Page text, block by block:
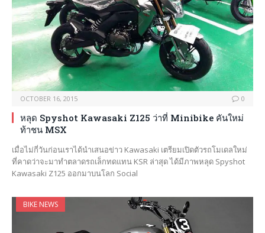
OCTOBER 16, 2015 0
หลุด Spyshot Kawasaki Z125 ว่าที่ Minibike คันใหม่
ท้าชน MSX
เมื่อไม่กี่วันก่อนเราได้นำเสนอข่าว Kawasaki เตรียมเปิดตัวรถโมเดลใหม่
ที่คาดว่าจะมาทำตลาดรถเล็กทดแทน KSR ล่าสุด ได้มีภาพหลุด Spyshot
Kawasaki Z125 ออกมาบนโลก Social
BIKE NEWS